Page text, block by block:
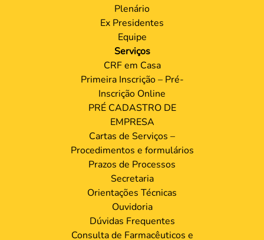
Plenário
Ex Presidentes
Equipe
Serviços
CRF em Casa
Primeira Inscrição – Pré-
Inscrição Online
PRÉ CADASTRO DE
EMPRESA
Cartas de Serviços –
Procedimentos e formulários
Prazos de Processos
Secretaria
Orientações Técnicas
Ouvidoria
Dúvidas Frequentes
Consulta de Farmacêuticos e